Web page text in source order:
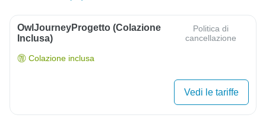
OwlJourneyProgetto (colazione
Inclusa)
Politica di
cancellazione
Colazione inclusa
Vedi le tariffe